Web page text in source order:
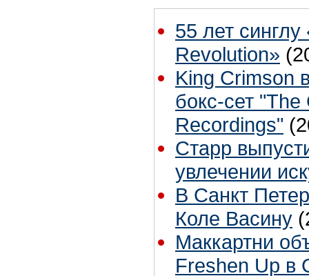
55 лет
Revolution»
King Crimson
бокс-сет
Recordings"
Старр
увлечении
В Санкт
Коле Васину
Маккартни
Freshen Up в